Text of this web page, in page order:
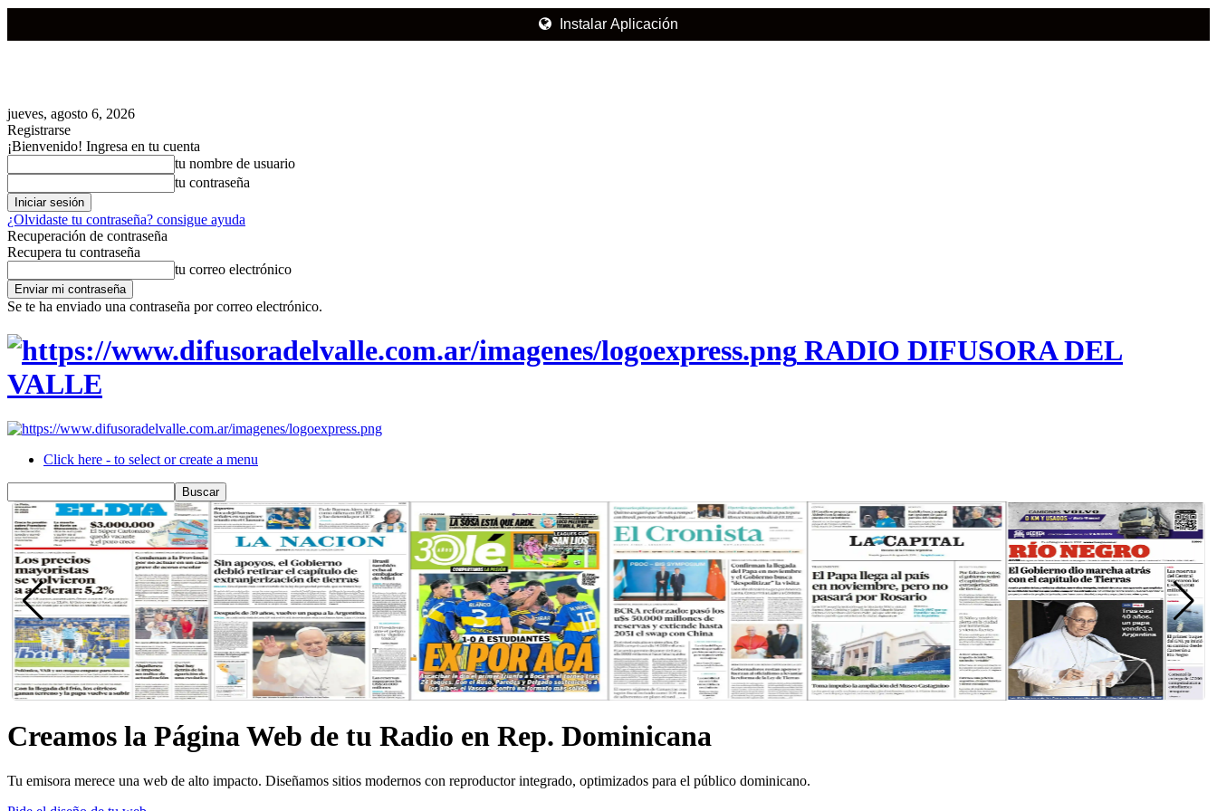
Instalar Aplicación
jueves, agosto 6, 2026
Registrarse
¡Bienvenido! Ingresa en tu cuenta
tu nombre de usuario
tu contraseña
¿Olvidaste tu contraseña? consigue ayuda
Recuperación de contraseña
Recupera tu contraseña
tu correo electrónico
Se te ha enviado una contraseña por correo electrónico.
RADIO DIFUSORA DEL
VALLE
Click here - to select or create a menu
Creamos la Página Web de tu Radio en Rep. Dominicana
Tu emisora merece una web de alto impacto. Diseñamos sitios modernos con reproductor integrado, optimizados para el público dominicano.